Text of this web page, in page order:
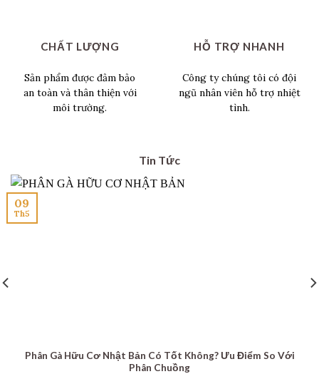
CHẤT LƯỢNG
Sản phẩm được đảm bảo
an toàn và thân thiện với
môi trường.
HỖ TRỢ NHANH
Công ty chúng tôi có đội
ngũ nhân viên hỗ trợ nhiệt
tình.
Tin Tức
Phân Gà Hữu Cơ Nhật Bản Có Tốt Không? Ưu Điểm So Với
Phân Chuồng
09
Th5